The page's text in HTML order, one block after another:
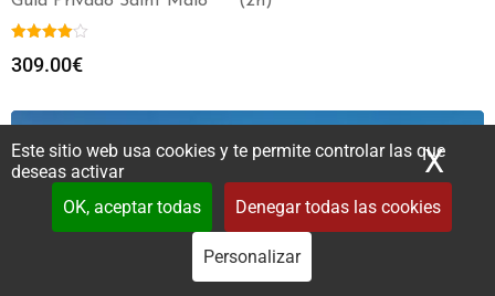
Este sitio web usa cookies y te permite controlar las que
deseas activar
OK, aceptar todas
Denegar todas las cookies
Personalizar
X
309.00€